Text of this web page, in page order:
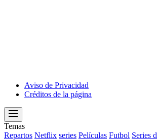
Aviso de Privacidad
Créditos de la página
Menu
Temas
Repartos Netflix series Películas Futbol Series